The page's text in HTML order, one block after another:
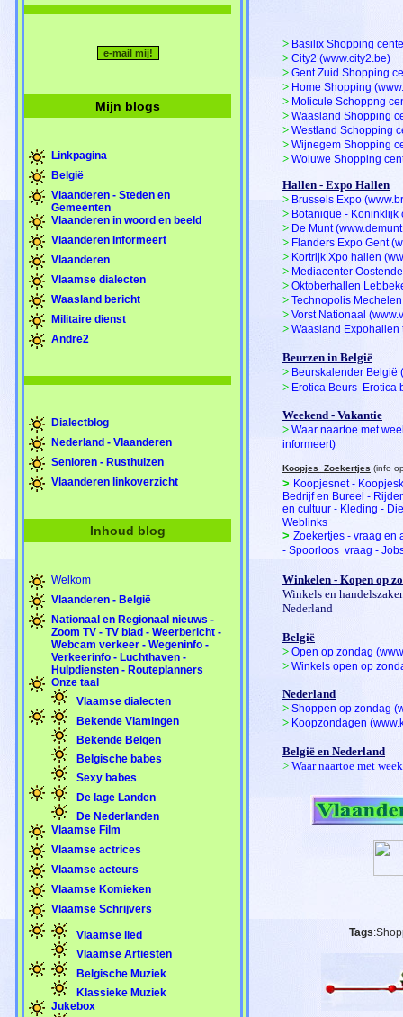
Mijn blogs
Linkpagina
België
Vlaanderen - Steden en
Gemeenten
Vlaanderen in woord en beeld
Vlaanderen Informeert
Vlaanderen
Vlaamse dialecten
Waasland bericht
Militaire dienst
Andre2
Dialectblog
Nederland - Vlaanderen
Senioren - Rusthuizen
Vlaanderen linkoverzicht
Inhoud blog
Welkom
Vlaanderen - België
Nationaal en Regionaal nieuws -
Zoom TV - TV blad - Weerbericht -
Webcam verkeer - Wegeninfo -
Verkeerinfo - Luchthaven -
Hulpdiensten - Routeplanners
Onze taal
Vlaamse dialecten
Bekende Vlamingen
Bekende Belgen
Belgische babes
Sexy babes
De lage Landen
De Nederlanden
Vlaamse Film
Vlaamse actrices
Vlaamse acteurs
Vlaamse Komieken
Vlaamse Schrijvers
Vlaamse lied
Vlaamse Artiesten
Belgische Muziek
Klassieke Muziek
Jukebox
> Basilix Shopping
> City2 (www.city2.be)
> Gent Zuid Shopping
> Home Shopping
> Molicule Schoppng
> Waasland Shopping
> Westland Schopping
> Wijnegem Shopping
> Woluwe Shopping
Hallen - Expo Hallen
> Brussels Expo
> Botanique - Koninklijk
> De Munt
> Flanders Expo Gent
> Kortrijk Xpo hallen
> Mediacenter
> Oktoberhallen
> Technopolis
> Vorst Nationaal
> Waasland
Beurzen in België
> Beurskalender België
> Erotica Beurs 
Weekend - Vakantie
> Waar naartoe met
informeert)
Koopjes  Zoekertjes (info
> Koopjesnet -
Bedrijf en Bureel -
en cultuur - Kleding -
Weblinks
> Zoekertjes - vraag en
- Spoorloos  vraag -
Winkelen - Kopen op
Winkels en
Nederland
België
> Open op zondag
> Winkels open op
Nederland
> Shoppen op zondag
> Koopzondagen
België en Nederland
> Waar naartoe met
Tags